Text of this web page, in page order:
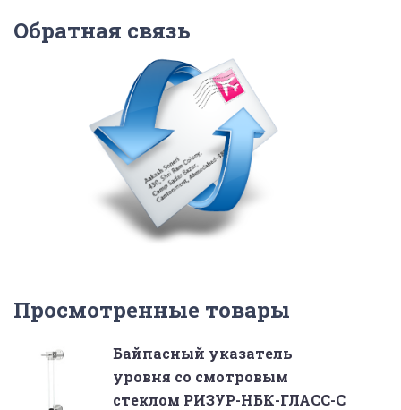
Обратная связь
Просмотренные товары
Байпасный указатель
уровня со смотровым
стеклом РИЗУР-НБК-ГЛАСС-С